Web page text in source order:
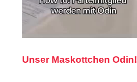
Unser Maskottchen Odin!